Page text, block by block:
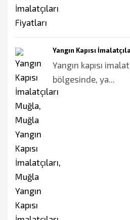
Yangın Kapısı
Yangın kapısı
bölgesinde, ya...